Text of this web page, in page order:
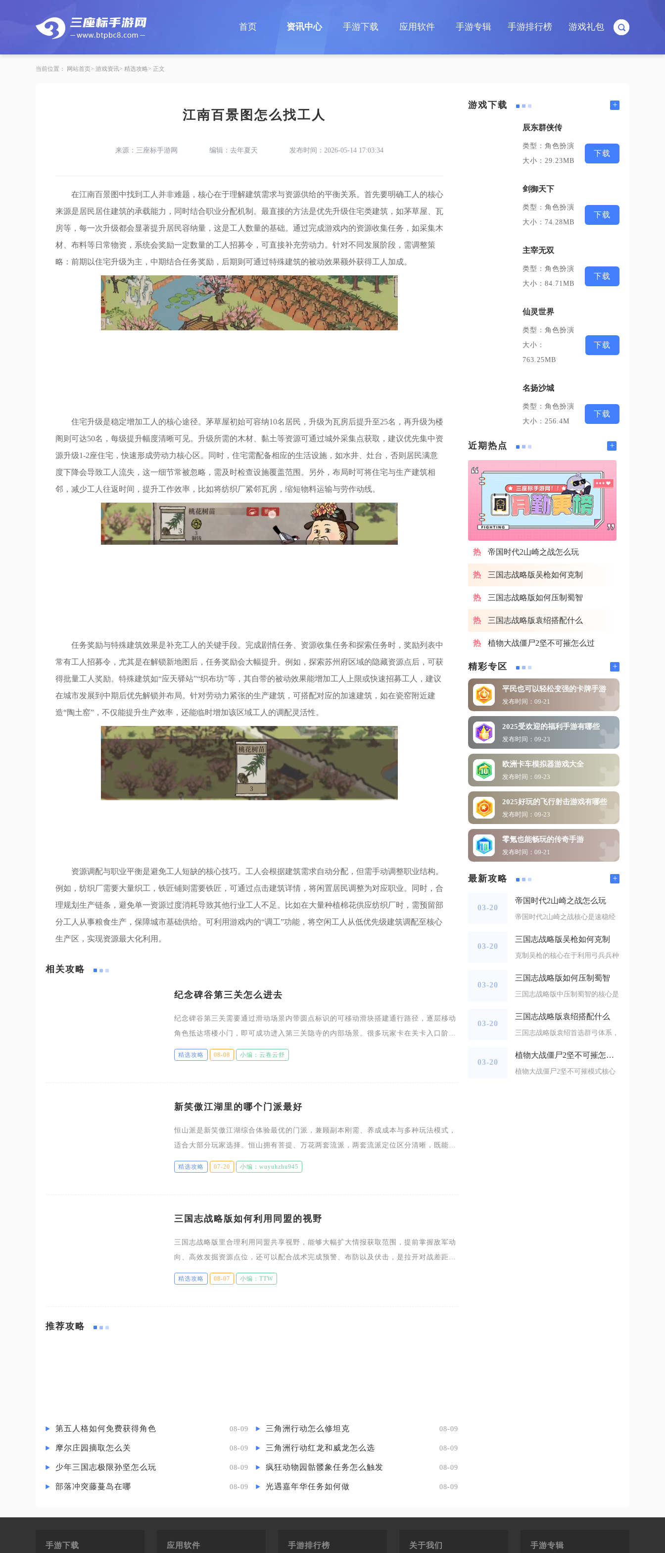
首页 资讯中心 手游下载 应用软件 手游专辑 手游排行榜 游戏礼包
当前位置： 网站首页 游戏资讯 精选攻略 正文
江南百景图怎么找工人
来源：三座标手游网 编辑：去年夏天 发布时间：2026-05-14 17:03:34
在江南百景图中找到工人并非难题，核心在于理解建筑需求与资源供给的平衡关系。首先要明确工人的核心
来源是居民居住建筑的承载能力，同时结合职业分配机制。最直接的方法是优先升级住宅类建筑，如茅草屋、瓦
房等，每一次升级都会显著提升居民容纳量，这是工人数量的基础。通过完成游戏内的资源收集任务，如采集木
材、布料等日常物资，系统会奖励一定数量的工人招募令，可直接补充劳动力。针对不同发展阶段，需调整策
略：前期以住宅升级为主，中期结合任务奖励，后期则可通过特殊建筑的被动效果额外获得工人加成。
住宅升级是稳定增加工人的核心途径。茅草屋初始可容纳10名居民，升级为瓦房后提升至25名，再升级为楼
阁则可达50名，每级提升幅度清晰可见。升级所需的木材、黏土等资源可通过城外采集点获取，建议优先集中资
源升级1-2座住宅，快速形成劳动力核心区。同时，住宅需配备相应的生活设施，如水井、灶台，否则居民满意
度下降会导致工人流失，这一细节常被忽略，需及时检查设施覆盖范围。另外，布局时可将住宅与生产建筑相
邻，减少工人往返时间，提升工作效率，比如将纺织厂紧邻瓦房，缩短物料运输与劳作动线。
任务奖励与特殊建筑效果是补充工人的关键手段。完成剧情任务、资源收集任务和探索任务时，奖励列表中
常有工人招募令，尤其是在解锁新地图后，任务奖励会大幅提升。例如，探索苏州府区域的隐藏资源点后，可获
得批量工人奖励。特殊建筑如“应天驿站”“织布坊”等，其自带的被动效果能增加工人上限或快速招募工人，建议
在城市发展到中期后优先解锁并布局。针对劳动力紧张的生产建筑，可搭配对应的加速建筑，如在瓷窑附近建
造“陶土窑”，不仅能提升生产效率，还能临时增加该区域工人的调配灵活性。
资源调配与职业平衡是避免工人短缺的核心技巧。工人会根据建筑需求自动分配，但需手动调整职业结构。
例如，纺织厂需要大量织工，铁匠铺则需要铁匠，可通过点击建筑详情，将闲置居民调整为对应职业。同时，合
理规划生产链条，避免单一资源过度消耗导致其他行业工人不足。比如在大量种植棉花供应纺织厂时，需预留部
分工人从事粮食生产，保障城市基础供给。可利用游戏内的“调工”功能，将空闲工人从低优先级建筑调配至核心
生产区，实现资源最大化利用。
相关攻略
纪念碑谷第三关怎么进去
纪念碑谷第三关需要通过滑动场景内带圆点标识的可移动滑块搭建通行路径，逐层移动
角色抵达塔楼小门，即可成功进入第三关隐寺的内部场景。很多玩家卡在关卡入口阶
段，主要是没有分清哪些建筑板块支持拖动，误将固定墙体当作交互机关，导致始终找
不到通往小门的
精选攻略 08-08 小编：云卷云舒
新笑傲江湖里的哪个门派最好
恒山派是新笑傲江湖综合体验最优的门派，兼顾副本刚需、养成成本与多种玩法模式，
适合大部分玩家选择。恒山拥有菩提、万花两套流派，两套流派定位区分清晰，既能承
担团队核心治疗，也可以转型远程输出，不需要重新创建角色，灵活适配单人探索、组
队副本、论剑
精选攻略 07-20 小编：wuyuhzhu945
三国志战略版如何利用同盟的视野
三国志战略版里合理利用同盟共享视野，能够大幅扩大情报获取范围，提前掌握敌军动
向、高效发掘资源点位，还可以配合战术完成预警、布防以及伏击，是拉开对战差距的
关键手段。同盟视野属于全员自动共享机制，盟友的主城、分城、营帐、驻守部队以及
同盟瞭望塔所
精选攻略 08-07 小编：TTW
推荐攻略
第五人格如何免费获得角色 08-09 三角洲行动怎么修坦克 08-09
摩尔庄园摘取怎么关 08-09 三角洲行动红龙和威龙怎么选 08-09
少年三国志极限孙坚怎么玩 08-09 疯狂动物园骷髅象任务怎么触发 08-09
部落冲突藤蔓岛在哪 08-09 光遇嘉年华任务如何做 08-09
游戏下载 +
辰东群侠传
类型：角色扮演
大小：29.23MB
下载
剑御天下
类型：角色扮演
大小：74.28MB
下载
主宰无双
类型：角色扮演
大小：84.71MB
下载
仙灵世界
类型：角色扮演
大小：
763.25MB
下载
名扬沙城
类型：角色扮演
大小：256.4M
下载
近期热点 +
帝国时代2山崎之战怎么玩
三国志战略版吴枪如何克制
三国志战略版如何压制蜀智
三国志战略版袁绍搭配什么
植物大战僵尸2坚不可摧怎么过
精彩专区 +
平民也可以轻松变强的卡牌手游
发布时间：09-21
2025受欢迎的福利手游有哪些
发布时间：09-23
欧洲卡车模拟器游戏大全
发布时间：09-23
2025好玩的飞行射击游戏有哪些
发布时间：09-23
零氪也能畅玩的传奇手游
发布时间：09-21
最新攻略 +
03-20
帝国时代2山崎之战怎么玩
帝国时代2山崎之战核心是速稳经
03-20
三国志战略版吴枪如何克制
克制吴枪的核心在于利用弓兵兵种
03-20
三国志战略版如何压制蜀智
三国志战略版中压制蜀智的核心是
03-20
三国志战略版袁绍搭配什么
三国志战略版袁绍首选群弓体系，
03-20
植物大战僵尸2坚不可摧怎么过
植物大战僵尸2坚不可摧模式核心
手游下载 应用软件 手游排行榜 关于我们 手游专辑